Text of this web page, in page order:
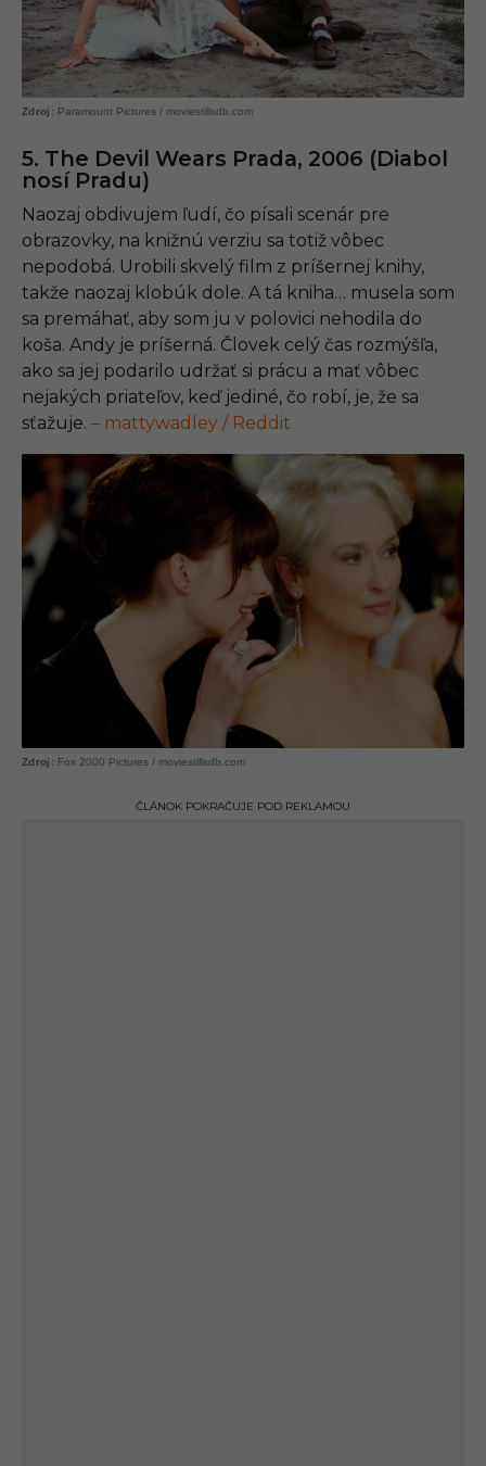
Paramount Pictures / moviestillsdb.com
5. The Devil Wears Prada, 2006 (Diabol
nosí Pradu)
Naozaj obdivujem ľudí, čo písali scenár pre
obrazovky, na knižnú verziu sa totiž vôbec
nepodobá. Urobili skvelý film z príšernej knihy,
takže naozaj klobúk dole. A tá kniha… musela som
sa premáhať, aby som ju v polovici nehodila do
koša. Andy je príšerná. Človek celý čas rozmýšľa,
ako sa jej podarilo udržať si prácu a mať vôbec
nejakých priateľov, keď jediné, čo robí, je, že sa
sťažuje. – mattywadley / Reddit
Fox 2000 Pictures / moviestillsdb.com
ČLÁNOK POKRAČUJE POD REKLAMOU